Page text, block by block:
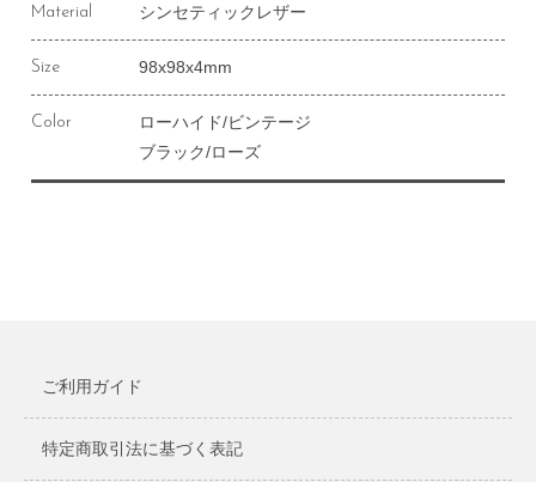
Material シンセティックレザー
Size 98x98x4mm
Color
ローハイド/ビンテージ
ブラック/ローズ
ご利用ガイド
特定商取引法に基づく表記